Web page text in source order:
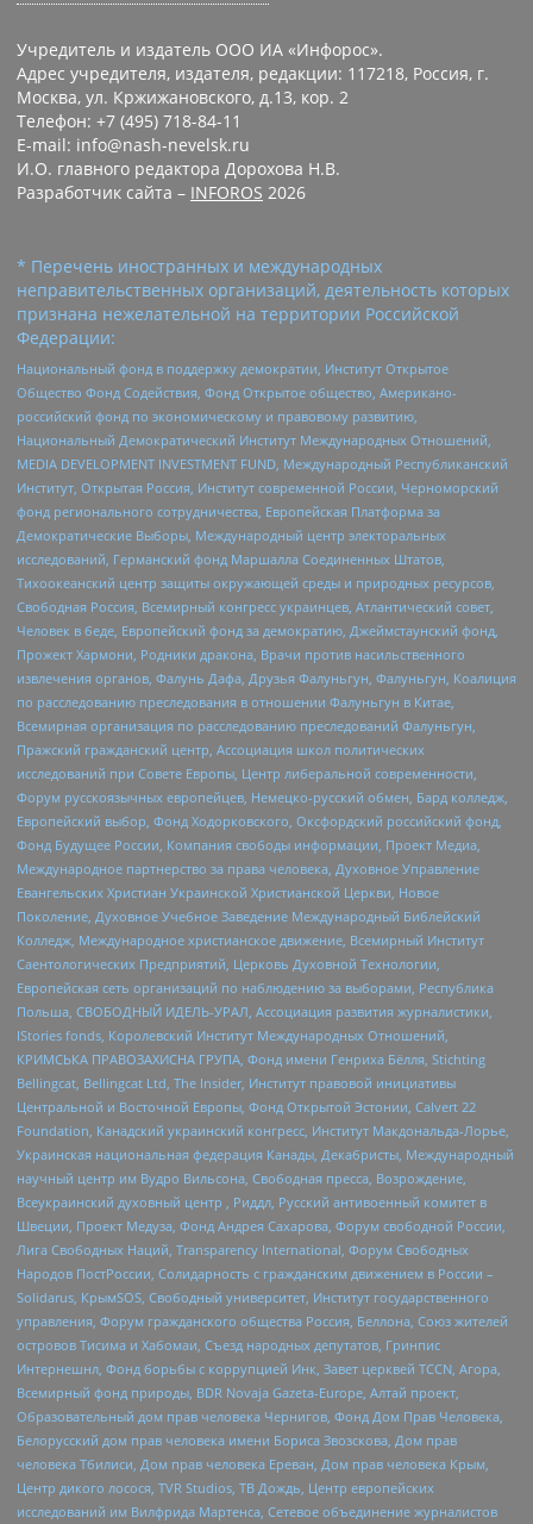
Учредитель и издатель ООО ИА «Инфорос».
Адрес учредителя, издателя, редакции: 117218, Россия, г.
Москва, ул. Кржижановского, д.13, кор. 2
Телефон: +7 (495) 718-84-11
E-mail: info@nash-nevelsk.ru
И.О. главного редактора Дорохова Н.В.
Разработчик сайта – INFOROS 2026
* Перечень иностранных и международных
неправительственных организаций, деятельность которых
признана нежелательной на территории Российской
Федерации:
Национальный фонд в поддержку демократии, Институт Открытое
Общество Фонд Содействия, Фонд Открытое общество, Американо-
российский фонд по экономическому и правовому развитию,
Национальный Демократический Институт Международных Отношений,
MEDIA DEVELOPMENT INVESTMENT FUND, Международный Республиканский
Институт, Открытая Россия, Институт современной России, Черноморский
фонд регионального сотрудничества, Европейская Платформа за
Демократические Выборы, Международный центр электоральных
исследований, Германский фонд Маршалла Соединенных Штатов,
Тихоокеанский центр защиты окружающей среды и природных ресурсов,
Свободная Россия, Всемирный конгресс украинцев, Атлантический совет,
Человек в беде, Европейский фонд за демократию, Джеймстаунский фонд,
Прожект Хармони, Родники дракона, Врачи против насильственного
извлечения органов, Фалунь Дафа, Друзья Фалуньгун, Фалуньгун, Коалиция
по расследованию преследования в отношении Фалуньгун в Китае,
Всемирная организация по расследованию преследований Фалуньгун,
Пражский гражданский центр, Ассоциация школ политических
исследований при Совете Европы, Центр либеральной современности,
Форум русскоязычных европейцев, Немецко-русский обмен, Бард колледж,
Европейский выбор, Фонд Ходорковского, Оксфордский российский фонд,
Фонд Будущее России, Компания свободы информации, Проект Медиа,
Международное партнерство за права человека, Духовное Управление
Евангельских Христиан Украинской Христианской Церкви, Новое
Поколение, Духовное Учебное Заведение Международный Библейский
Колледж, Международное христианское движение, Всемирный Институт
Саентологических Предприятий, Церковь Духовной Технологии,
Европейская сеть организаций по наблюдению за выборами, Республика
Польша, СВОБОДНЫЙ ИДЕЛЬ-УРАЛ, Ассоциация развития журналистики,
IStories fonds, Королевский Институт Международных Отношений,
КРИМСЬКА ПРАВОЗАХИСНА ГРУПА, Фонд имени Генриха Бёлля, Stichting
Bellingcat, Bellingcat Ltd, The Insider, Институт правовой инициативы
Центральной и Восточной Европы, Фонд Открытой Эстонии, Calvert 22
Foundation, Канадский украинский конгресс, Институт Макдональда-Лорье,
Украинская национальная федерация Канады, Декабристы, Международный
научный центр им Вудро Вильсона, Свободная пресса, Возрождение,
Всеукраинский духовный центр , Риддл, Русский антивоенный комитет в
Швеции, Проект Медуза, Фонд Андрея Сахарова, Форум свободной России,
Лига Свободных Наций, Transparеncy International, Форум Свободных
Народов ПостРоссии, Солидарность с гражданским движением в России –
Solidarus, КрымSOS, Свободный университет, Институт государственного
управления, Форум гражданского общества Россия, Беллона, Союз жителей
островов Тисима и Хабомаи, Съезд народных депутатов, Гринпис
Интернешнл, Фонд борьбы с коррупцией Инк, Завет церквей TCCN, Агора,
Всемирный фонд природы, BDR Novaja Gazeta-Europe, Алтай проект,
Образовательный дом прав человека Чернигов, Фонд Дом Прав Человека,
Белорусский дом прав человека имени Бориса Звозскова, Дом прав
человека Тбилиси, Дом прав человека Ереван, Дом прав человека Крым,
Центр дикого лосося, TVR Studios, ТВ Дождь, Центр европейских
исследований им Вилфрида Мартенса, Сетевое объединение журналистов